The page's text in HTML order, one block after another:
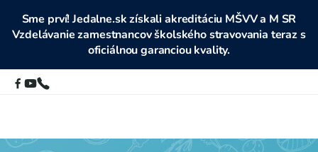
Sme prví! Jedalne.sk získali akreditáciu MŠVV a M SR
Vzdelávanie zamestnancov školského stravovania teraz s
oficiálnou garanciou kvality.